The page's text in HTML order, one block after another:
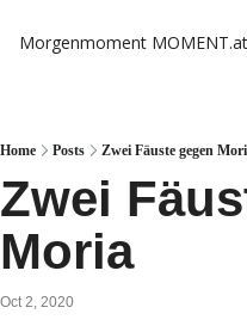
Morgenmoment MOMENT.at
Home Posts Zwei Fäuste gegen
Zwei
Moria
Oct 2, 2020